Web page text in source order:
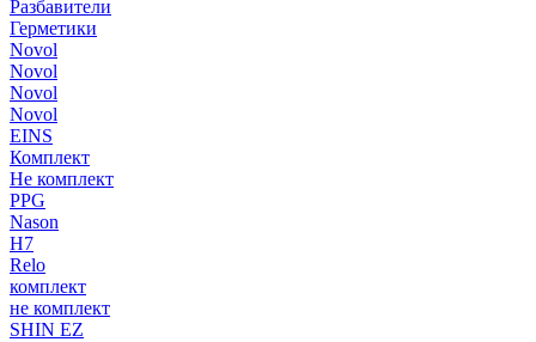
Разбавители
Герметики
Novol
Novol
Novol
Novol
EINS
Комплект
Не комплект
PPG
Nason
H7
Relo
комплект
не комплект
SHIN EZ